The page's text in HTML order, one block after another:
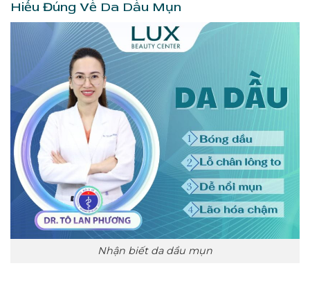
Hiểu Đúng Về Da Dầu Mụn
Nhận biết da dầu mụn